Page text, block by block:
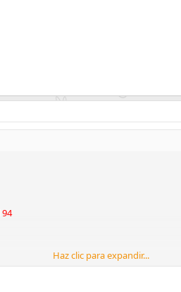
94
Haz clic para expandir...